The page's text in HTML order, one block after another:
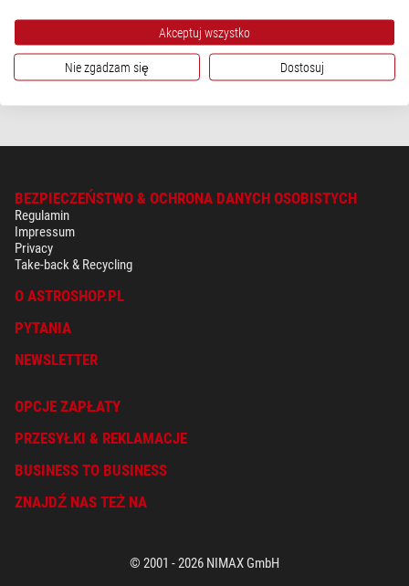
$ 191,00
gotowe do wysyłki w1-2 tygodni
BEZPIECZEŃSTWO & OCHRONA DANYCH OSOBISTYCH
Regulamin
Impressum
Privacy
Take-back & Recycling
O ASTROSHOP.PL
PYTANIA
NEWSLETTER
OPCJE ZAPŁATY
PRZESYŁKI & REKLAMACJE
BUSINESS TO BUSINESS
ZNAJDŹ NAS TEŻ NA
© 2001 - 2026 NIMAX GmbH
Akceptuj wszystko
Nie zgadzam się Dostosuj